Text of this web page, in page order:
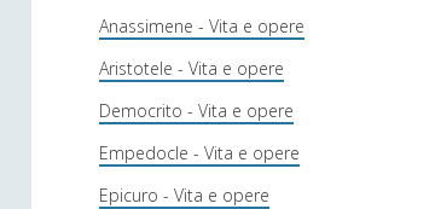
Anassimene - Vita e opere
Aristotele - Vita e opere
Democrito - Vita e opere
Empedocle - Vita e opere
Epicuro - Vita e opere